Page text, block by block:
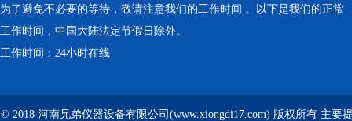
为了避免不必要的等待，敬请注意我们的工作时间 。以下是我们的正常
工作时间，中国大陆法定节假日除外。
工作时间：24小时在线
© 2018 河南兄弟仪器设备有限公司(www.xiongdi17.com) 版权所有 主要